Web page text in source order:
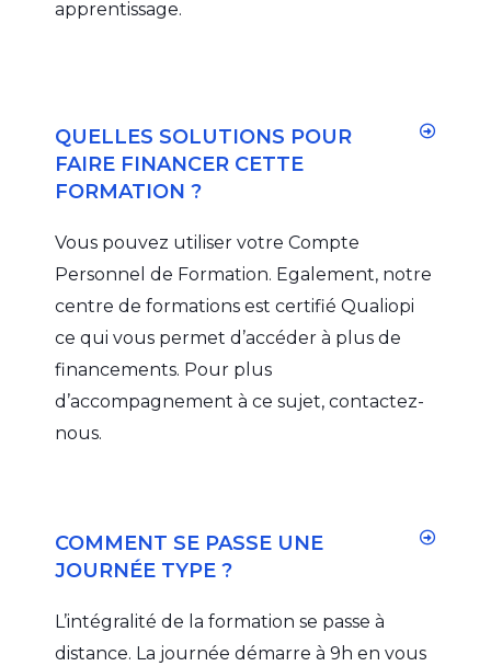
apprentissage.
QUELLES SOLUTIONS POUR
FAIRE FINANCER CETTE
FORMATION ?
Vous pouvez utiliser votre Compte
Personnel de Formation. Egalement, notre
centre de formations est certifié Qualiopi
ce qui vous permet d’accéder à plus de
financements. Pour plus
d’accompagnement à ce sujet, contactez-
nous.
COMMENT SE PASSE UNE
JOURNÉE TYPE ?
L’intégralité de la formation se passe à
distance. La journée démarre à 9h en vous